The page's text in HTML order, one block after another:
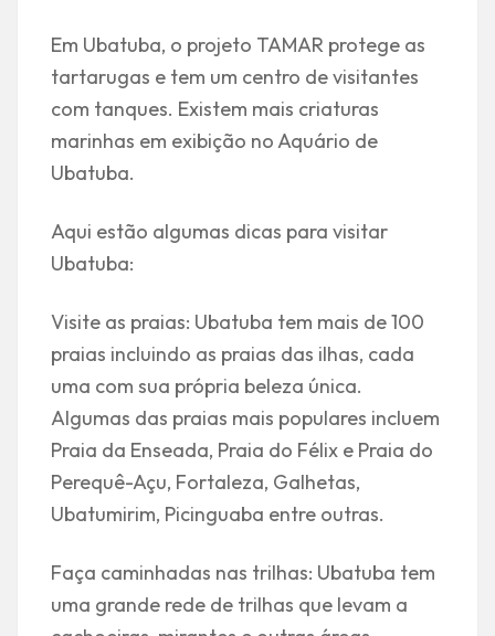
Em Ubatuba, o projeto TAMAR protege as
tartarugas e tem um centro de visitantes
com tanques. Existem mais criaturas
marinhas em exibição no Aquário de
Ubatuba.
Aqui estão algumas dicas para visitar
Ubatuba:
Visite as praias: Ubatuba tem mais de 100
praias incluindo as praias das ilhas, cada
uma com sua própria beleza única.
Algumas das praias mais populares incluem
Praia da Enseada, Praia do Félix e Praia do
Perequê-Açu, Fortaleza, Galhetas,
Ubatumirim, Picinguaba entre outras.
Faça caminhadas nas trilhas: Ubatuba tem
uma grande rede de trilhas que levam a